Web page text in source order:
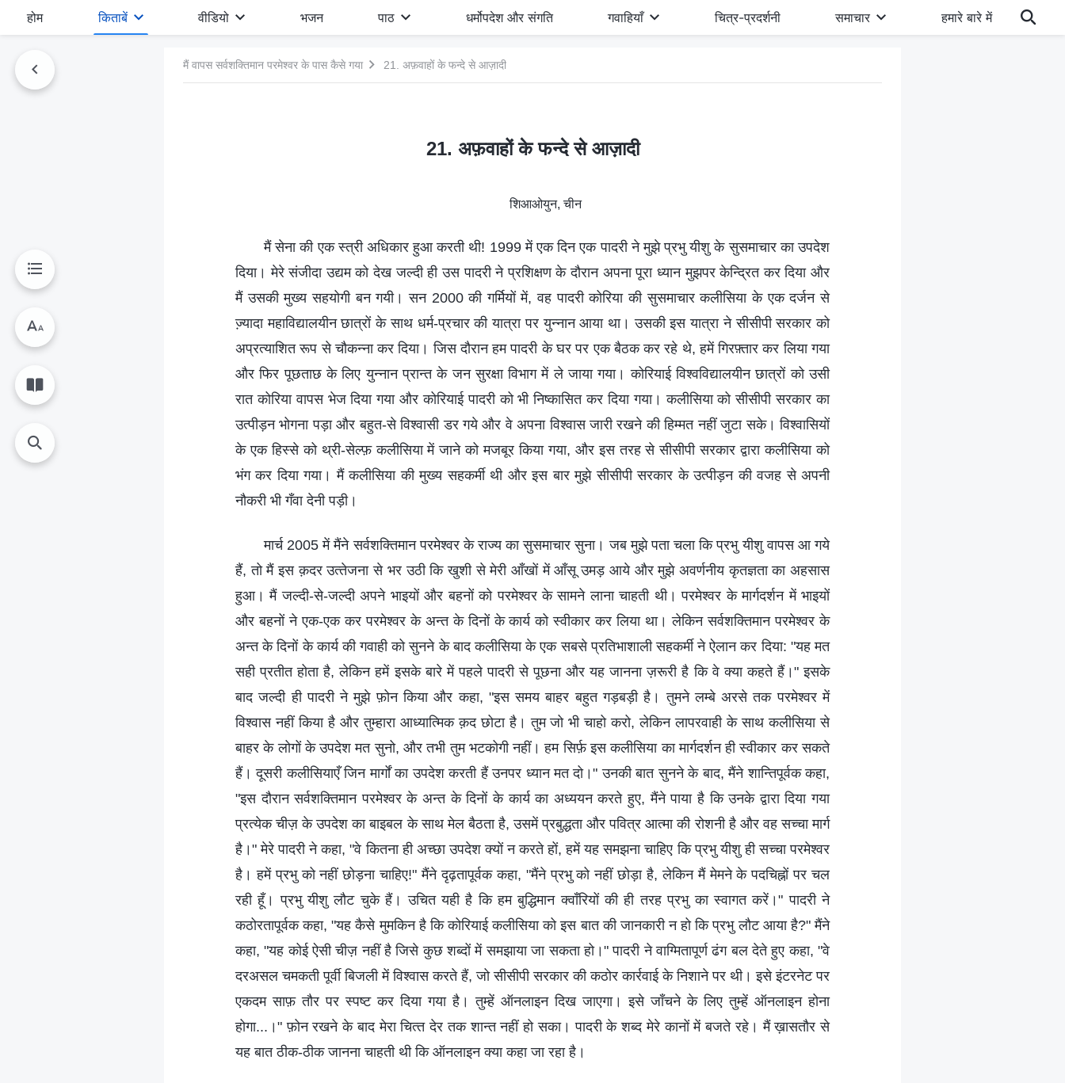
होम किताबें वीडियो भजन पाठ धर्मोपदेश और संगति गवाहियाँ चित्र-प्रदर्शनी समाचार हमारे बारे में
मैं वापस सर्वशक्तिमान परमेश्वर के पास कैसे गया 21. अफ़वाहों के फन्‍दे से आज़ादी
21. अफ़वाहों के फन्‍दे से आज़ादी
शिआओयुन, चीन
मैं सेना की एक स्‍त्री अधिकार हुआ करती थी! 1999 में एक दिन एक पादरी ने मुझे प्रभु यीशु के सुसमाचार का उपदेश
दिया। मेरे संजीदा उद्यम को देख जल्‍दी ही उस पादरी ने प्रशिक्षण के दौरान अपना पूरा ध्‍यान मुझपर केन्द्रित कर दिया और
मैं उसकी मुख्‍य सहयोगी बन गयी। सन 2000 की गर्मियों में, वह पादरी कोरिया की सुसमाचार कलीसिया के एक दर्जन से
ज्‍़यादा महाविद्यालयीन छात्रों के साथ धर्म-प्रचार की यात्रा पर युन्‍नान आया था। उसकी इस यात्रा ने सीसीपी सरकार को
अप्रत्‍याशित रूप से चौकन्‍ना कर दिया। जिस दौरान हम पादरी के घर पर एक बैठक कर रहे थे, हमें गिरफ़्तार कर लिया गया
और फिर पूछताछ के लिए युन्‍नान प्रान्‍त के जन सुरक्षा विभाग में ले जाया गया। कोरियाई विश्‍वविद्यालयीन छात्रों को उसी
रात कोरिया वापस भेज दिया गया और कोरियाई पादरी को भी निष्‍कासित कर दिया गया। कलीसिया को सीसीपी सरकार का
उत्‍पीड़न भोगना पड़ा और बहुत-से विश्‍वासी डर गये और वे अपना विश्‍वास जारी रखने की हिम्‍मत नहीं जुटा सके। विश्‍वासियों
के एक हिस्‍से को थ्री-सेल्‍फ़ कलीसिया में जाने को मजबूर किया गया, और इस तरह से सीसीपी सरकार द्वारा कलीसिया को
भंग कर दिया गया। मैं कलीसिया की मुख्‍य सहकर्मी थी और इस बार मुझे सीसीपी सरकार के उत्‍पीड़न की वजह से अपनी
नौकरी भी गँवा देनी पड़ी।
मार्च 2005 में मैंने सर्वशक्तिमान परमेश्‍वर के राज्‍य का सुसमाचार सुना। जब मुझे पता चला कि प्रभु यीशु वापस आ गये
हैं, तो मैं इस क़दर उत्‍तेजना से भर उठी कि खुशी से मेरी आँखों में आँसू उमड़ आये और मुझे अवर्णनीय कृतज्ञता का अहसास
हुआ। मैं जल्‍दी-से-जल्‍दी अपने भाइयों और बहनों को परमेश्‍वर के सामने लाना चाहती थी। परमेश्‍वर के मार्गदर्शन में भाइयों
और बहनों ने एक-एक कर परमेश्‍वर के अन्‍त के दिनों के कार्य को स्‍वीकार कर लिया था। लेकिन सर्वशक्तिमान परमेश्‍वर के
अन्‍त के दिनों के कार्य की गवाही को सुनने के बाद कलीसिया के एक सबसे प्रतिभाशाली सहकर्मी ने ऐलान कर दिया: "यह मत
सही प्रतीत होता है, लेकिन हमें इसके बारे में पहले पादरी से पूछना और यह जानना ज़रूरी है कि वे क्‍या कहते हैं।" इसके
बाद जल्‍दी ही पादरी ने मुझे फ़ोन किया और कहा, "इस समय बाहर बहुत गड़बड़ी है। तुमने लम्‍बे अरसे तक परमेश्‍वर में
विश्‍वास नहीं किया है और तुम्‍हारा आध्‍यात्मिक क़द छोटा है। तुम जो भी चाहो करो, लेकिन लापरवाही के साथ कलीसिया से
बाहर के लोगों के उपदेश मत सुनो, और तभी तुम भटकोगी नहीं। हम सिर्फ़ इस कलीसिया का मार्गदर्शन ही स्‍वीकार कर सकते
हैं। दूसरी कलीसियाएँ जिन मार्गों का उपदेश करती हैं उनपर ध्‍यान मत दो।" उनकी बात सुनने के बाद, मैंने शान्तिपूर्वक कहा,
"इस दौरान सर्वशक्तिमान परमेश्‍वर के अन्‍त के दिनों के कार्य का अध्‍ययन करते हुए, मैंने पाया है कि उनके द्वारा दिया गया
प्रत्‍येक चीज़ के उपदेश का बाइबल के साथ मेल बैठता है, उसमें प्रबुद्धता और पवित्र आत्‍मा की रोशनी है और वह सच्‍चा मार्ग
है।" मेरे पादरी ने कहा, "वे कितना ही अच्‍छा उपदेश क्‍यों न करते हों, हमें यह समझना चाहिए कि प्रभु यीशु ही सच्‍चा परमेश्‍वर
है। हमें प्रभु को नहीं छोड़ना चाहिए!" मैंने दृढ़तापूर्वक कहा, "मैंने प्रभु को नहीं छोड़ा है, लेकिन मैं मेमने के पदचिह्नों पर चल
रही हूँ। प्रभु यीशु लौट चुके हैं। उचित यही है कि हम बुद्धिमान क्‍वाँरियों की ही तरह प्रभु का स्‍वागत करें।" पादरी ने
कठोरतापूर्वक कहा, "यह कैसे मुमकिन है कि कोरियाई कलीसिया को इस बात की जानकारी न हो कि प्रभु लौट आया है?" मैंने
कहा, "यह कोई ऐसी चीज़ नहीं है जिसे कुछ शब्‍दों में समझाया जा सकता हो।" पादरी ने वाग्मितापूर्ण ढंग बल देते हुए कहा, "वे
दरअसल चमकती पूर्वी बिजली में विश्‍वास करते हैं, जो सीसीपी सरकार की कठोर कार्रवाई के निशाने पर थी। इसे इंटरनेट पर
एकदम साफ़ तौर पर स्‍पष्‍ट कर दिया गया है। तुम्‍हें ऑनलाइन दिख जाएगा। इसे जाँचने के लिए तुम्‍हें ऑनलाइन होना
होगा...।" फ़ोन रखने के बाद मेरा चित्‍त देर तक शान्‍त नहीं हो सका। पादरी के शब्‍द मेरे कानों में बजते रहे। मैं ख़ासतौर से
यह बात ठीक-ठीक जानना चाहती थी कि ऑनलाइन क्‍या कहा जा रहा है।